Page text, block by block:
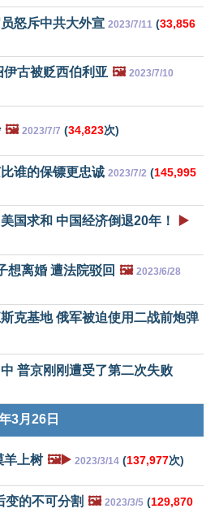
怒斥中共大外宣 2023/7/11 (33,856
古被贬西伯利亚 🖼️ 2023/7/10
🖼️ 2023/7/7 (34,823次)
谁的保镖更忠诚 2023/7/2 (145,995
国求和 中国经济倒退20年！ ▶️
想离婚 遭法院驳回 🖼️ 2023/6/28
克基地 俄军被迫使用二战前炮弹
普京刚刚遭受了第二次失败
3月26日
羊上树 🖼️▶️ 2023/3/14 (137,977次)
变的不可分割 🖼️ 2023/3/5 (129,870